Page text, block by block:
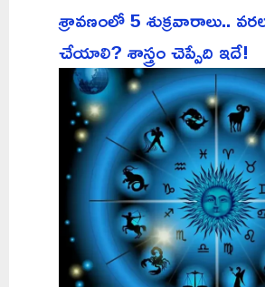
శ్రావణంలో 5 శుక్రవారాలు..
చేయాలి? శాస్త్రం చెప్పేది ఇదే!